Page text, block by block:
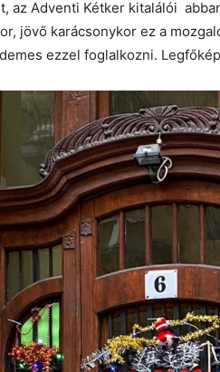
az Adventi Kétker kitalálói
jövő karácsonykor ez a
ezzel foglalkozni.